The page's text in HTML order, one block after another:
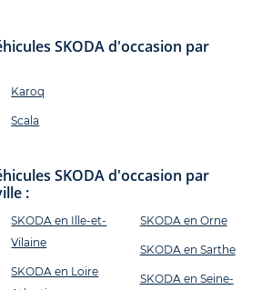
SKODA d'occasion par
Karoq
Scala
SKODA d'occasion par
:
SKODA en Ille-et-
Vilaine
SKODA en Loire
SKODA en Orne
SKODA en Sarthe
SKODA en Seine-